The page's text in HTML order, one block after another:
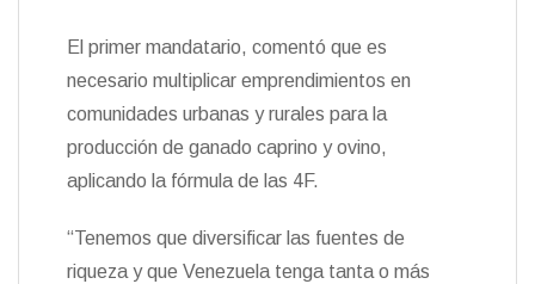
El primer mandatario, comentó que es
necesario multiplicar emprendimientos en
comunidades urbanas y rurales para la
producción de ganado caprino y ovino,
aplicando la fórmula de las 4F.
“Tenemos que diversificar las fuentes de
riqueza y que Venezuela tenga tanta o más